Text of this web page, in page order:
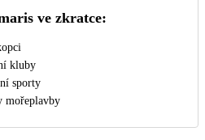
ve zkratce:
kluby
sporty
mořeplavby